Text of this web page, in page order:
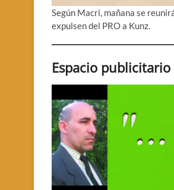
Según Macri, mañana se
expulsen del PRO a Kunz.
Espacio publicitario